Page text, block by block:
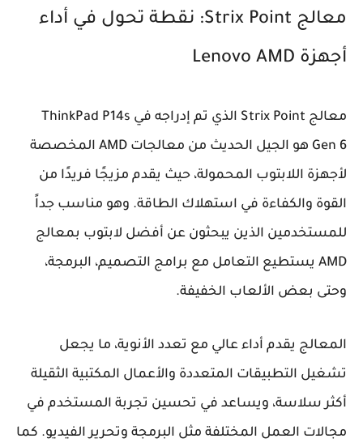
معالج Strix Point: نقطة تحول في أداء
أجهزة Lenovo AMD
معالج Strix Point الذي تم إدراجه في ThinkPad P14s
Gen 6 هو الجيل الحديث من معالجات AMD المخصصة
لأجهزة اللابتوب المحمولة، حيث يقدم مزيجًا فريدًا من
القوة والكفاءة في استهلاك الطاقة. وهو مناسب جداً
للمستخدمين الذين يبحثون عن أفضل لابتوب بمعالج
AMD يستطيع التعامل مع برامج التصميم، البرمجة،
وحتى بعض الألعاب الخفيفة.
المعالج يقدم أداء عالي مع تعدد الأنوية، ما يجعل
تشغيل التطبيقات المتعددة والأعمال المكتبية الثقيلة
أكثر سلاسة، ويساعد في تحسين تجربة المستخدم في
مجالات العمل المختلفة مثل البرمجة وتحرير الفيديو. كما